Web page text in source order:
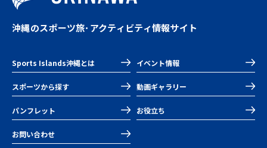
沖縄のスポーツ旅･アクティビティ情報サイト
Sports Islands沖縄とは イベント情報
スポーツから探す 動画ギャラリー
パンフレット お役立ち
お問い合わせ